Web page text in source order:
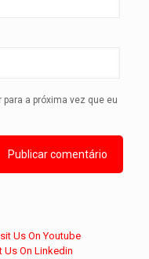
a próxima vez que eu